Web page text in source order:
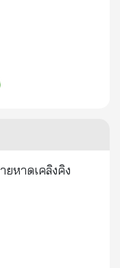
ม้..... > แม่ลิงตัว
ตลูกน้อย...ให้พ้น
.แม้จะเจ็บปวดแทบ
ยังพอมี! เหลือ
ฝูงลิงเข้ามาใกล้ ๆ..
ธอ > หลังจากโยน
นลับสายตาแล้ว..
ง..แล้วร้องไห้... >
ไปเผาทิ้ง...ไม่
ยหาดเคลิงคิง